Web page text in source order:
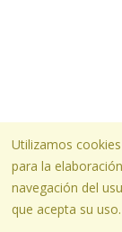
Utilizamos
para la
navegación del
que acepta su